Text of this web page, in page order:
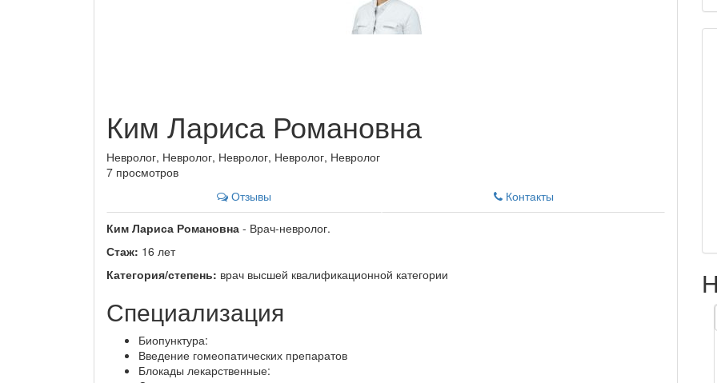
Ким Лариса Романовна
Невролог, Невролог, Невролог, Невролог, Невролог
7 просмотров
Отзывы
Контакты
Ким Лариса Романовна - Врач-невролог.
Стаж: 16 лет
Категория/степень: врач высшей квалификационной категории
Специализация
Биопунктура:
Введение гомеопатических препаратов
Блокады лекарственные: